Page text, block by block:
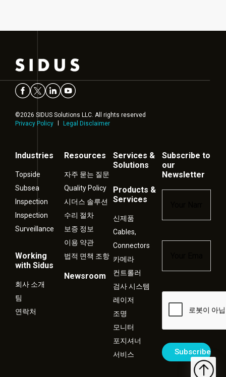
©2026 SIDUS Solutions LLC. All rights reserved
Privacy Policy
Legal Disclaimer
Industries
Topside
Subsea
Inspection
Inspection
Surveillance
Working
with Sidus
회사 소개
팀
연락처
Resources
자주 묻는 질문
Quality Policy
시더스 솔루션
수리 절차
보증 정보
이용 약관
법적 면책 조항
Newsroom
Services &
Solutions
Products &
Services
신제품
Cables,
Connectors
카메라
컨트롤러
검사 시스템
레이저
조명
모니터
포지셔너
서비스
Subscribe to
our
Newsletter